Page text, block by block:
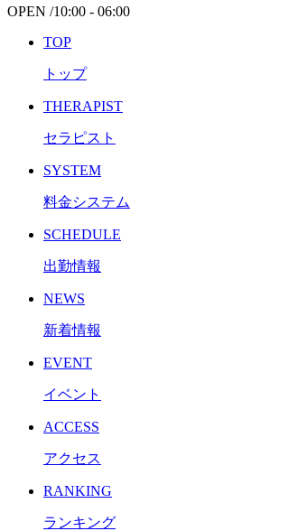
OPEN /10:00 - 06:00
TOP
トップ
THERAPIST
セラピスト
SYSTEM
料金システム
SCHEDULE
出勤情報
NEWS
新着情報
EVENT
イベント
ACCESS
アクセス
RANKING
ランキング